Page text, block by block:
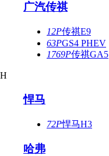
广汽传祺
12P传祺E9
63PGS4 PHEV
1769P传祺GA5
H
悍马
72P悍马H3
哈弗